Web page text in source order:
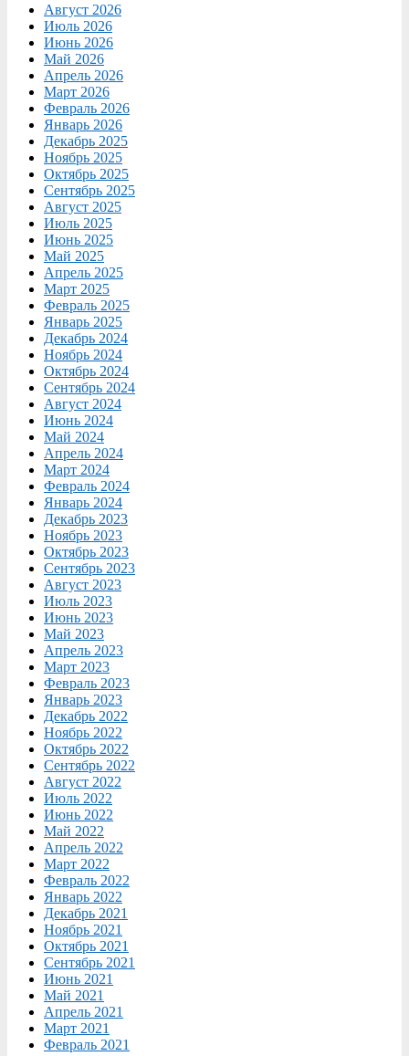
Август 2026
Июль 2026
Июнь 2026
Май 2026
Апрель 2026
Март 2026
Февраль 2026
Январь 2026
Декабрь 2025
Ноябрь 2025
Октябрь 2025
Сентябрь 2025
Август 2025
Июль 2025
Июнь 2025
Май 2025
Апрель 2025
Март 2025
Февраль 2025
Январь 2025
Декабрь 2024
Ноябрь 2024
Октябрь 2024
Сентябрь 2024
Август 2024
Июнь 2024
Май 2024
Апрель 2024
Март 2024
Февраль 2024
Январь 2024
Декабрь 2023
Ноябрь 2023
Октябрь 2023
Сентябрь 2023
Август 2023
Июль 2023
Июнь 2023
Май 2023
Апрель 2023
Март 2023
Февраль 2023
Январь 2023
Декабрь 2022
Ноябрь 2022
Октябрь 2022
Сентябрь 2022
Август 2022
Июль 2022
Июнь 2022
Май 2022
Апрель 2022
Март 2022
Февраль 2022
Январь 2022
Декабрь 2021
Ноябрь 2021
Октябрь 2021
Сентябрь 2021
Июнь 2021
Май 2021
Апрель 2021
Март 2021
Февраль 2021